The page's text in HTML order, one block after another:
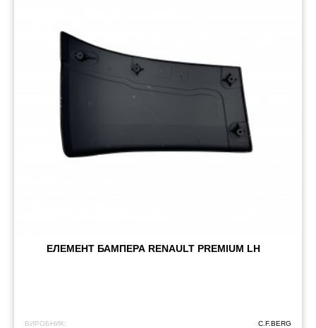
Запчастини
Інструменти
Оснащення причепів
Автономне опалення та кондиціонування
Стяжні ремені та троси
ЕЛЕМЕНТ БАМПЕРА RENAULT PREMIUM LH
ВИРОБНИК: C.F.BERG